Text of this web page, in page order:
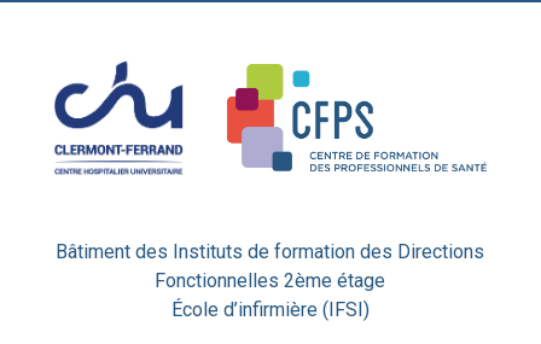
Bâtiment des Instituts de formation des Directions
Fonctionnelles 2ème étage
École d’infirmière (IFSI)